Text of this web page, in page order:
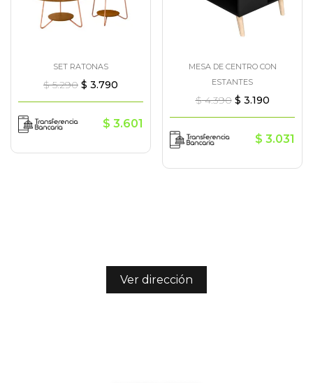
SET RATONAS
$5.290 $ 3.790
$ 3.601
MESA DE CENTRO CON
ESTANTES
$4.390 $ 3.190
$ 3.031
Ver dirección